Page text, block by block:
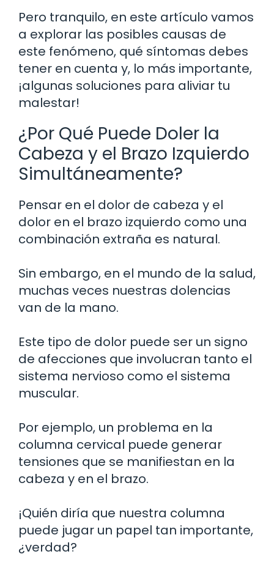
Pero tranquilo, en este artículo vamos
a explorar las posibles causas de
este fenómeno, qué síntomas debes
tener en cuenta y, lo más importante,
¡algunas soluciones para aliviar tu
malestar!
¿Por Qué Puede Doler la
Cabeza y el Brazo Izquierdo
Simultáneamente?
Pensar en el dolor de cabeza y el
dolor en el brazo izquierdo como una
combinación extraña es natural.
Sin embargo, en el mundo de la salud,
muchas veces nuestras dolencias
van de la mano.
Este tipo de dolor puede ser un signo
de afecciones que involucran tanto el
sistema nervioso como el sistema
muscular.
Por ejemplo, un problema en la
columna cervical puede generar
tensiones que se manifiestan en la
cabeza y en el brazo.
¡Quién diría que nuestra columna
puede jugar un papel tan importante,
¿verdad?